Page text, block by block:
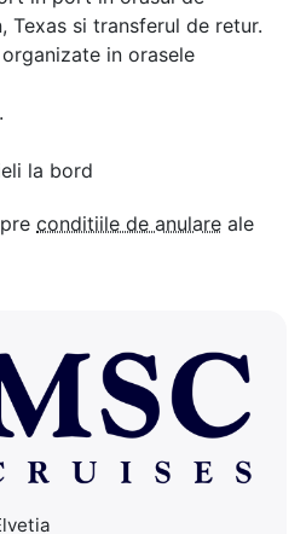
Texas si transferul de retur.
in orasele
la bord
conditiile de anulare ale